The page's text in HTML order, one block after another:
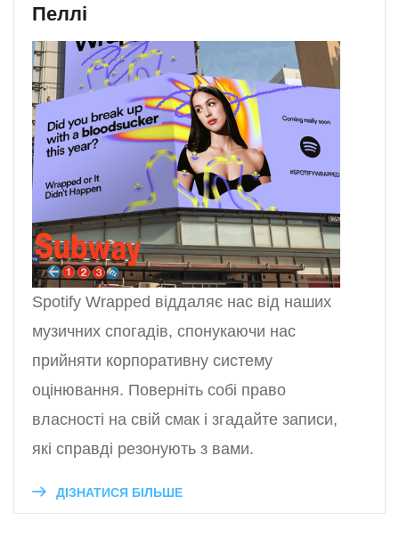
Пеллі
Spotify Wrapped віддаляє нас від наших
музичних спогадів, спонукаючи нас
прийняти корпоративну систему
оцінювання. Поверніть собі право
власності на свій смак і згадайте записи,
які справді резонують з вами.
ДІЗНАТИСЯ БІЛЬШЕ